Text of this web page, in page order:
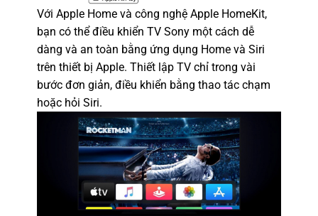
Với Apple Home và công nghệ Apple HomeKit,
bạn có thể điều khiển TV Sony một cách dễ
dàng và an toàn bằng ứng dụng Home và Siri
trên thiết bị Apple. Thiết lập TV chỉ trong vài
bước đơn giản, điều khiển bằng thao tác chạm
hoặc hỏi Siri.